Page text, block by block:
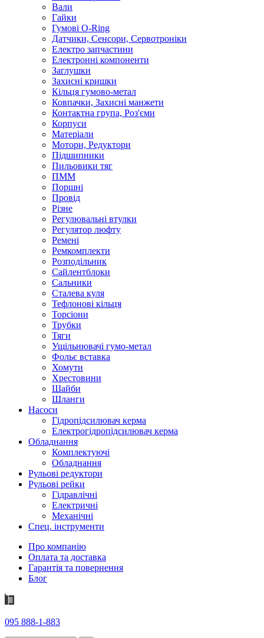
Вали
Гайки
Гумові O-Ring
Датчики, Сенсори, Сервотроніки
Електро запчастини
Електронні компоненти
Заглушки
Захисні кришки
Кільця гумово-метал
Ковпачки, Захисні манжети
Контактна група, Роз'єми
Корпуси
Матеріали
Мотори, Редуктори
Підшипники
Пильовики тяг
ПММ
Поршні
Провід
Різне
Регулювальні втулки
Регулятор люфту
Ремені
Ремкомплекти
Розподільник
Сайлентблоки
Сальники
Сталева куля
Тефлонові кільця
Торсіони
Трубки
Тяги
Ущільнювачі гумо-метал
Фольє вставка
Хомути
Хрестовини
Шайби
Шланги
Насоси
Гідропідсилювач керма
Електрогідропідсилювач керма
Обладнання
Комплектуючі
Обладнання
Рульові редуктори
Рульові рейки
Гідравлічні
Електричні
Механічні
Спец. інструменти
Про компанію
Оплата та доставка
Гарантія та повернення
Блог
095 888-1-883